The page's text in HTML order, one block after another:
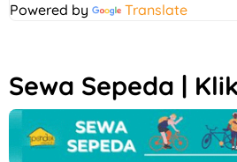
Powered by Translate
Sewa Sepeda |